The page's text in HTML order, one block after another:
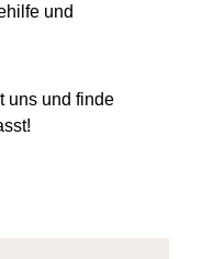
und
uns und finde